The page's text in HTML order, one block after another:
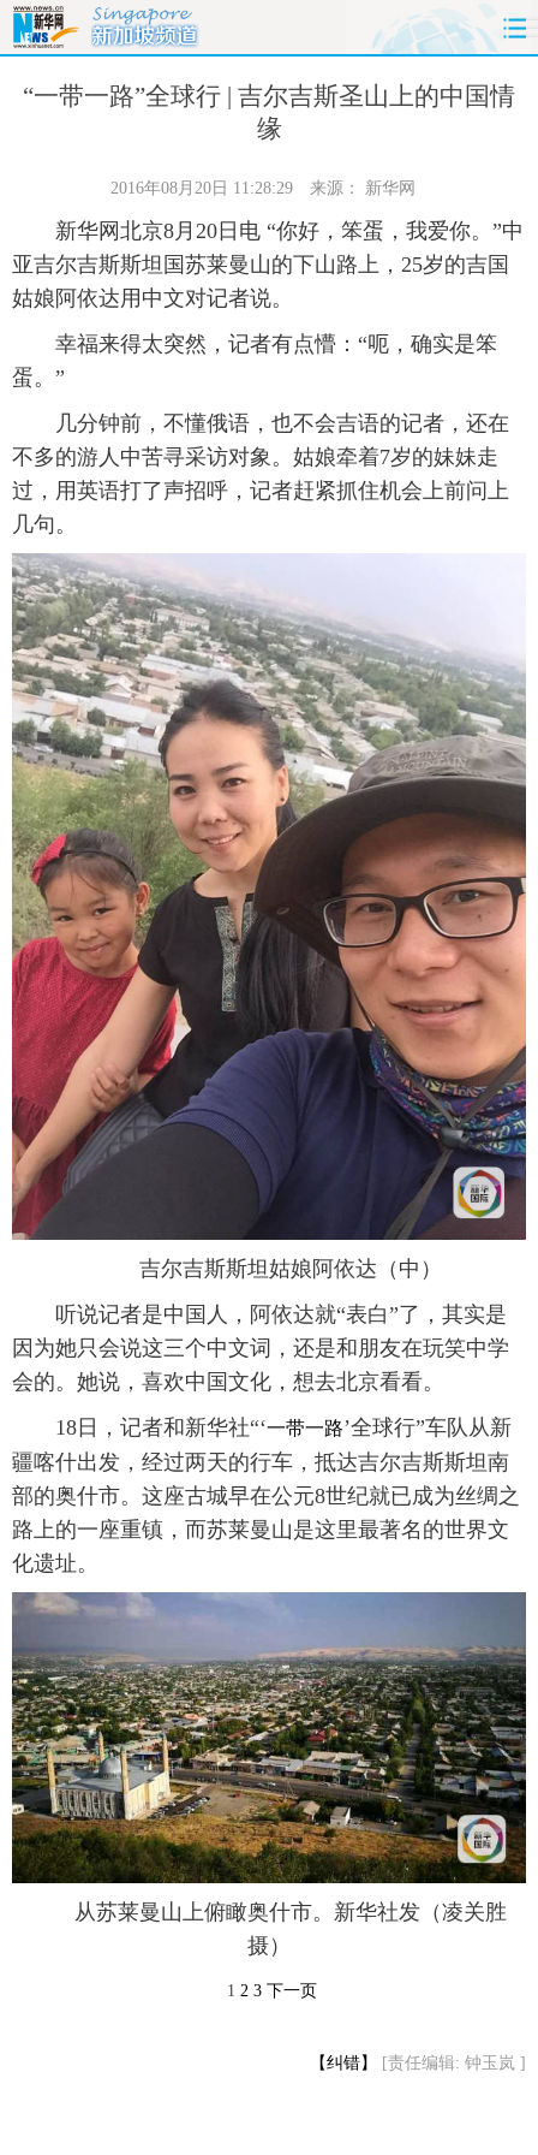
首页 时政 国际 财经
港澳 台湾 华人 汽车
科技 能源 房产 公司
旅游 健康 信息化 数据
金融
富媒体 摄影
新华电视中文 新华电视英文
“一带一路”全球行 | 吉尔吉斯圣山上的中国情
缘
2016年08月20日 11:28:29 来源： 新华网
新华网北京8月20日电 “你好，笨蛋，我爱你。”中
亚吉尔吉斯斯坦国苏莱曼山的下山路上，25岁的吉国
姑娘阿依达用中文对记者说。
幸福来得太突然，记者有点懵：“呃，确实是笨
蛋。”
几分钟前，不懂俄语，也不会吉语的记者，还在
不多的游人中苦寻采访对象。姑娘牵着7岁的妹妹走
过，用英语打了声招呼，记者赶紧抓住机会上前问上
几句。
吉尔吉斯斯坦姑娘阿依达（中）
听说记者是中国人，阿依达就“表白”了，其实是
因为她只会说这三个中文词，还是和朋友在玩笑中学
会的。她说，喜欢中国文化，想去北京看看。
18日，记者和新华社“‘一带一路’全球行”车队从新
疆喀什出发，经过两天的行车，抵达吉尔吉斯斯坦南
部的奥什市。这座古城早在公元8世纪就已成为丝绸之
路上的一座重镇，而苏莱曼山是这里最著名的世界文
化遗址。
从苏莱曼山上俯瞰奥什市。新华社发（凌关胜
摄）
1 2 3 下一页
【纠错】 [责任编辑: 钟玉岚 ]